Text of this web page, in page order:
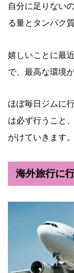
自分に足りない
る量とタンパク
嬉しいことに最
で、最高な環境
ほぼ毎日ジムに
は必ず行うこと
がけていきます。
海外旅行に